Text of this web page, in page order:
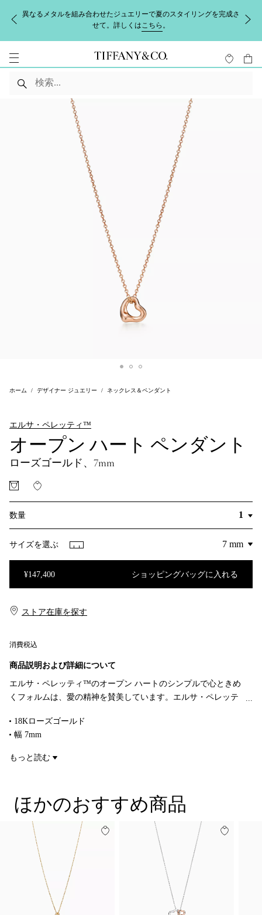
異なるメタルを組み合わせたジュエリーで夏のスタイリングを完成さ
せて。詳しくはこちら 。
ホーム デザイナー ジュエリー ネックレス＆ペンダント
エルサ・ペレッティ™
オープン ハート ペンダント
ローズゴールド、7mm
数量
サイズを選ぶ
¥147,400 ショッピングバッグに入れる
消費税込
ストア在庫を探す​​
商品説明および詳細について
エルサ・ペレッティ™のオープン ハートのシンプルで心ときめ
くフォルムは、愛の精神を賛美しています。エルサ・ペレッテ
18Kローズゴールド
幅 7mm
Original designs copyrighted by Elsa Peretti
もっと読む
ほかのおすすめ商品